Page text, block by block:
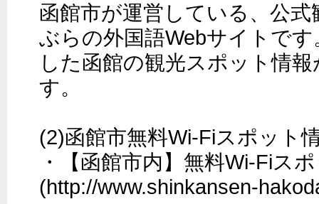
函館市が運営している、公
ぶらの外国語Webサイトで
した函館の観光スポット情
す。
(2)函館市無料Wi-Fiスポット
・【函館市内】無料Wi-Fiス
(http://www.shinkansen-